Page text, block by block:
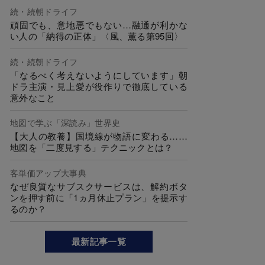
続・続朝ドライフ
頑固でも、意地悪でもない…融通が利かな
い人の「納得の正体」〈風、薫る第95回〉
続・続朝ドライフ
「なるべく考えないようにしています」朝
ドラ主演・見上愛が役作りで徹底している
意外なこと
地図で学ぶ「深読み」世界史
【大人の教養】国境線が物語に変わる……
地図を「二度見する」テクニックとは？
客単価アップ大事典
なぜ良質なサブスクサービスは、解約ボタ
ンを押す前に「1ヵ月休止プラン」を提示す
るのか？
最新記事一覧